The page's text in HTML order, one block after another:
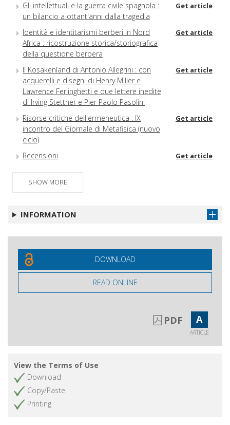
Gli intellettuali e la guerra civile spagnola :
un bilancio a ottant'anni dalla tragedia
Get article
Identità e identitarismi berberi in Nord
Africa : ricostruzione storica/storiografica
della questione berbera
Get article
Il Kosakenland di Antonio Allegrini : con
acquerelli e disegni di Henry Miller e
Lawrence Ferlinghetti e due lettere inedite
di Irving Stettner e Pier Paolo Pasolini
Get article
Risorse critiche dell'ermeneutica : IX
incontro del Giornale di Metafisica (nuovo
ciclo)
Get article
Recensioni Get article
Libri ricevuti
SHOW MORE
INFORMATION
DOWNLOAD
READ ONLINE
PDF A
ARTICLE
View the Terms of Use
Download
Copy/Paste
Printing